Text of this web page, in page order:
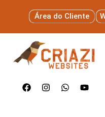
Área do Cliente